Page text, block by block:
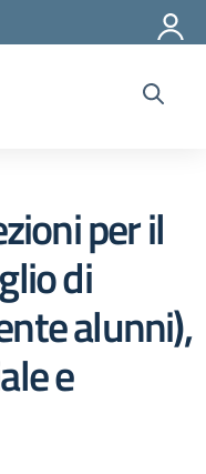
per il
di
alunni),
e